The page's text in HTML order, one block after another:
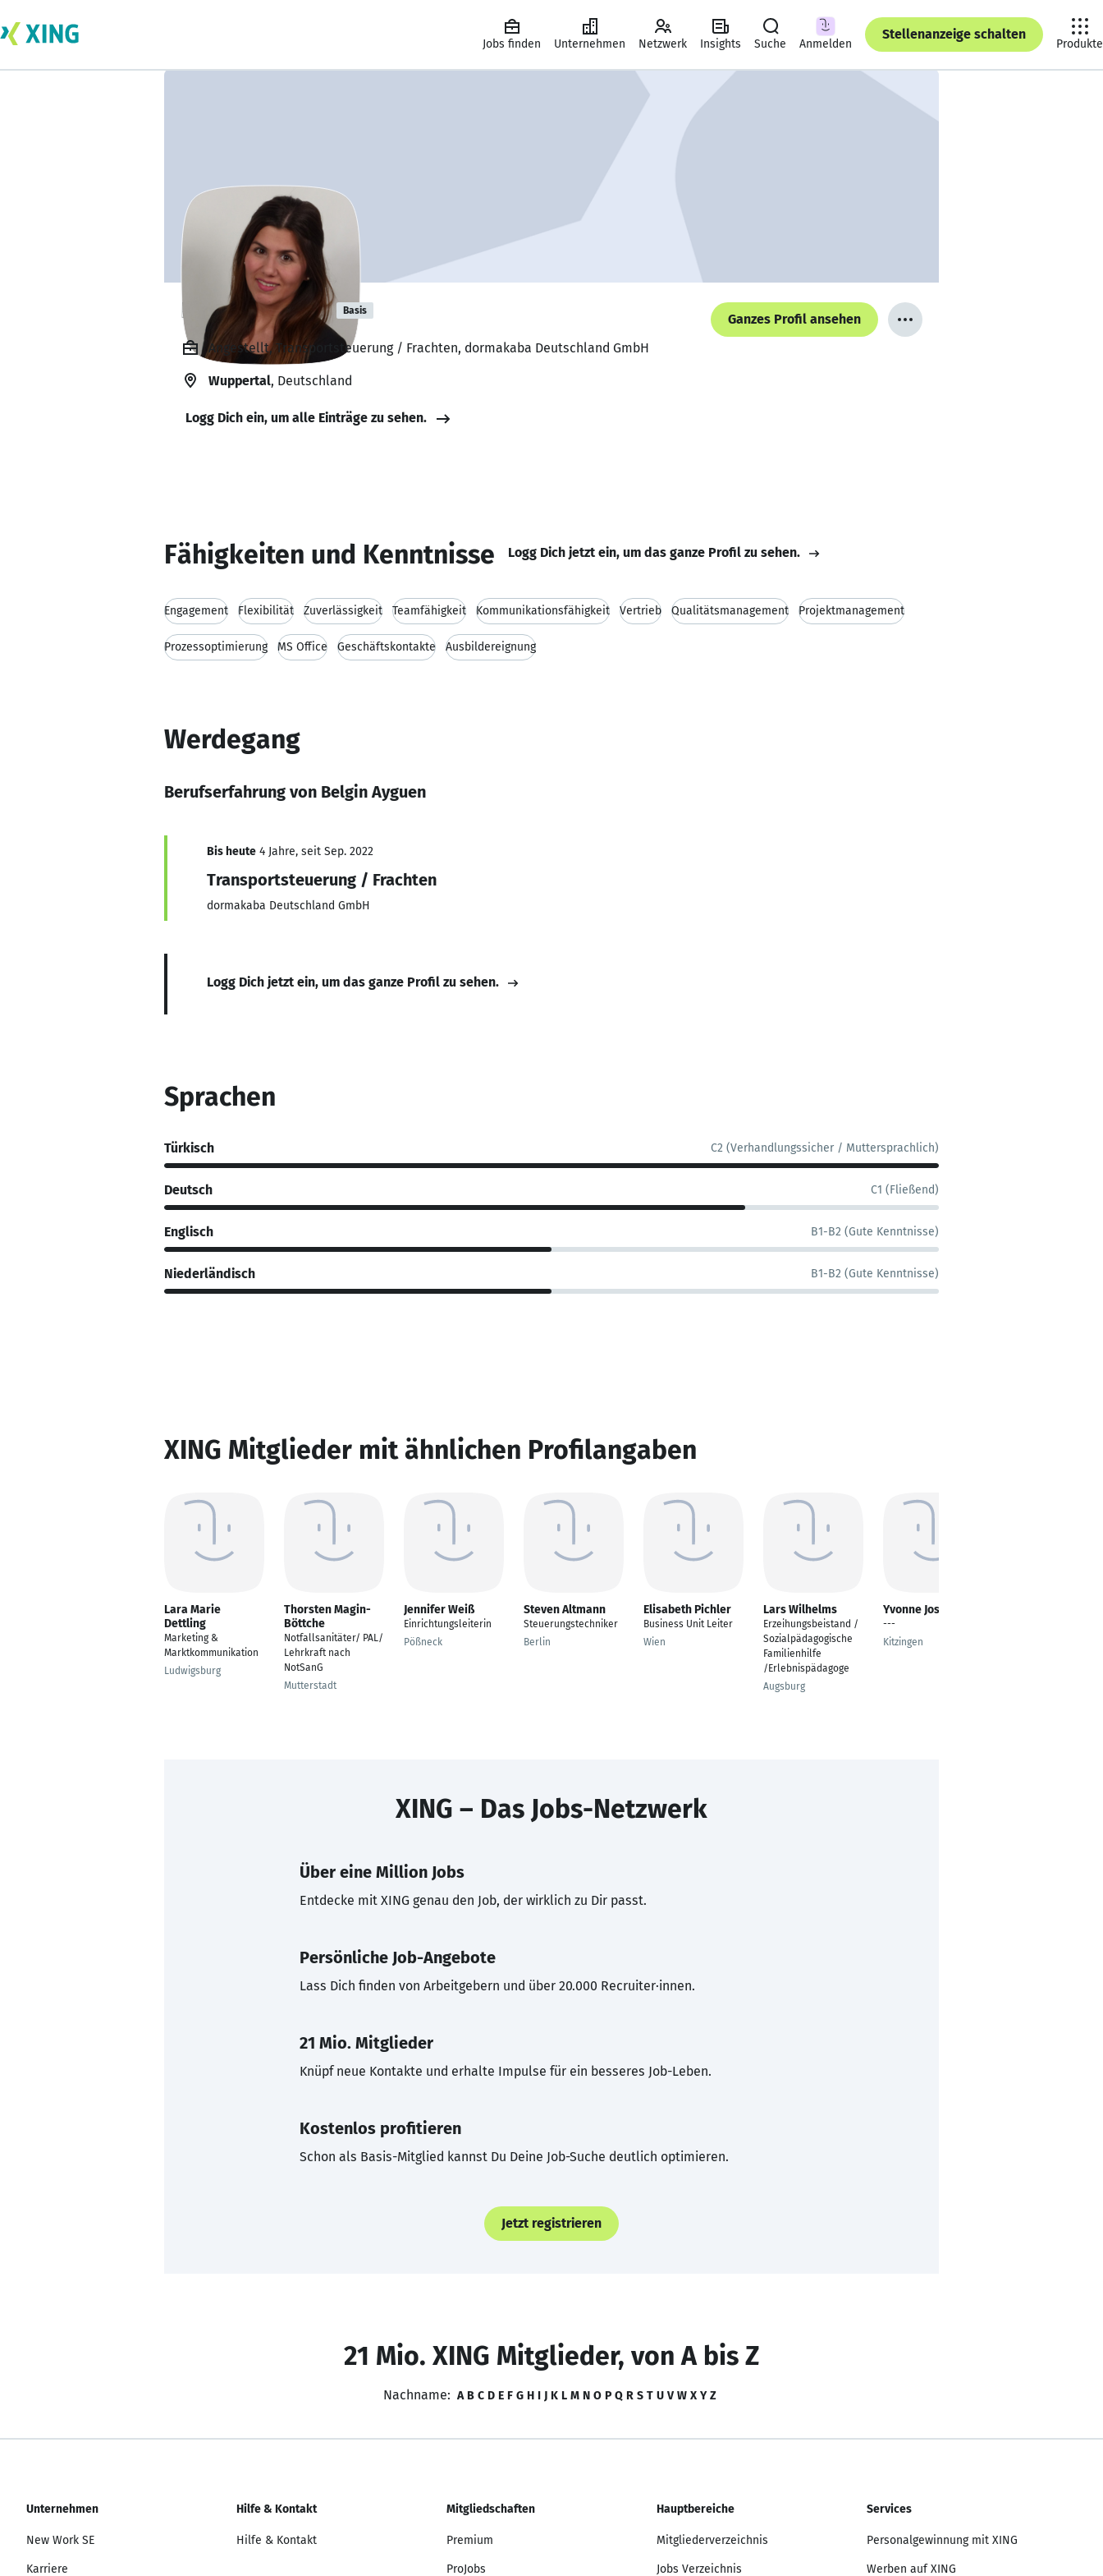
Jobs finden Unternehmen Netzwerk Insights Suche Anmelden
Stellenanzeige schalten
Produkte
Belgin Ayguen Basis
Ganzes Profil ansehen
Angestellt, Transportsteuerung / Frachten, dormakaba Deutschland GmbH
Wuppertal, Deutschland
Logg Dich ein, um alle Einträge zu sehen.
Fähigkeiten und Kenntnisse Logg Dich jetzt ein, um das ganze Profil zu sehen.
Engagement Flexibilität Zuverlässigkeit Teamfähigkeit Kommunikationsfähigkeit Vertrieb Qualitätsmanagement Projektmanagement
Prozessoptimierung MS Office Geschäftskontakte Ausbildereignung
Werdegang
Berufserfahrung von Belgin Ayguen
Bis heute 4 Jahre, seit Sep. 2022
Transportsteuerung / Frachten
dormakaba Deutschland GmbH
Logg Dich jetzt ein, um das ganze Profil zu sehen.
Sprachen
Türkisch C2 (Verhandlungssicher / Muttersprachlich)
Deutsch C1 (Fließend)
Englisch B1-B2 (Gute Kenntnisse)
Niederländisch B1-B2 (Gute Kenntnisse)
XING Mitglieder mit ähnlichen Profilangaben
Lara Marie
Dettling
Marketing &
Marktkommunikation
Ludwigsburg
Thorsten Magin-
Böttche
Notfallsanitäter/ PAL/
Lehrkraft nach
NotSanG
Mutterstadt
Jennifer Weiß
Einrichtungsleiterin
Pößneck
Steven Altmann
Steuerungstechniker
Berlin
Elisabeth Pichler
Business Unit Leiter
Wien
Lars Wilhelms
Erzeihungsbeistand /
Sozialpädagogische
Familienhilfe
/Erlebnispädagoge
Augsburg
Yvonne Josef
---
Kitzingen
XING – Das Jobs-Netzwerk
Über eine Million Jobs
Entdecke mit XING genau den Job, der wirklich zu Dir passt.
Persönliche Job-Angebote
Lass Dich finden von Arbeitgebern und über 20.000 Recruiter·innen.
21 Mio. Mitglieder
Knüpf neue Kontakte und erhalte Impulse für ein besseres Job-Leben.
Kostenlos profitieren
Schon als Basis-Mitglied kannst Du Deine Job-Suche deutlich optimieren.
Jetzt registrieren
21 Mio. XING Mitglieder, von A bis Z
Nachname: A B C D E F G H I J K L M N O P Q R S T U V W X Y Z
Unternehmen
New Work SE
Karriere
Hilfe & Kontakt
Hilfe & Kontakt
Mitgliedschaften
Premium
ProJobs
Hauptbereiche
Mitgliederverzeichnis
Jobs Verzeichnis
Services
Personalgewinnung mit XING
Werben auf XING